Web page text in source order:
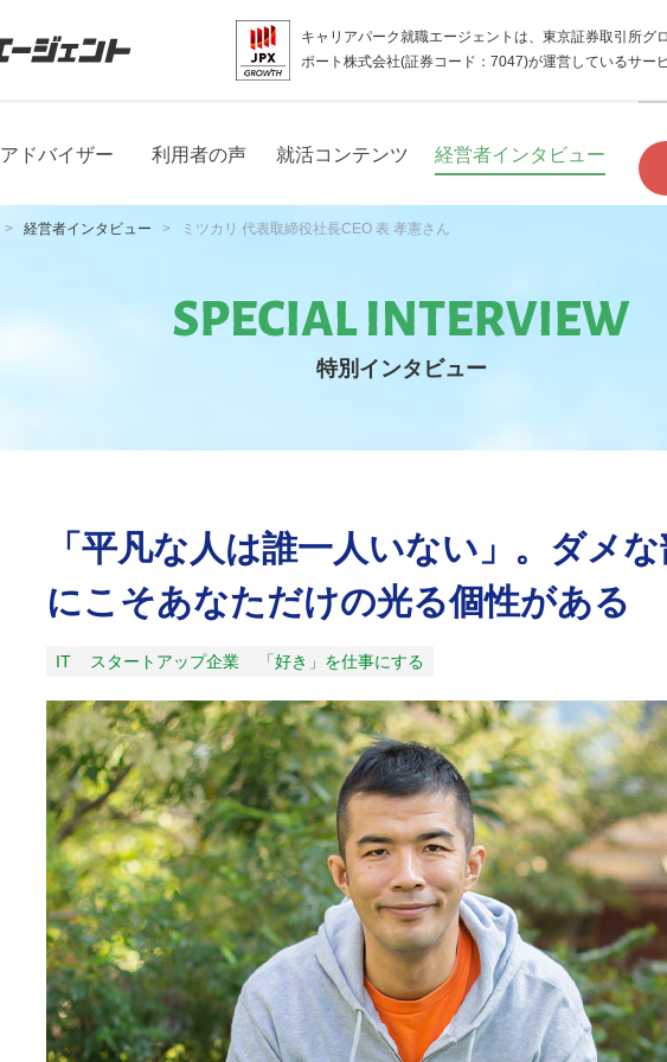
キャリアパーク就職エージェントは、東京証券取引所グ
ポート株式会社(証券コード：7047)が運営しているサー
アドバイザー 利用者の声 就活コンテンツ 経営者インタビュー
経営者インタビュー ミツカリ 代表取締役社長CEO 表 孝憲さん
特別インタビュー
「平凡な人は誰一人いない」。ダメ
にこそあなただけの光る個性がある
IT スタートアップ企業 「好き」を仕事にする